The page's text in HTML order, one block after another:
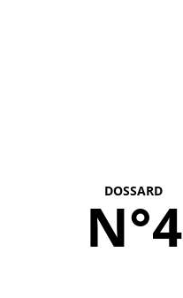
DOSSARD
N°4